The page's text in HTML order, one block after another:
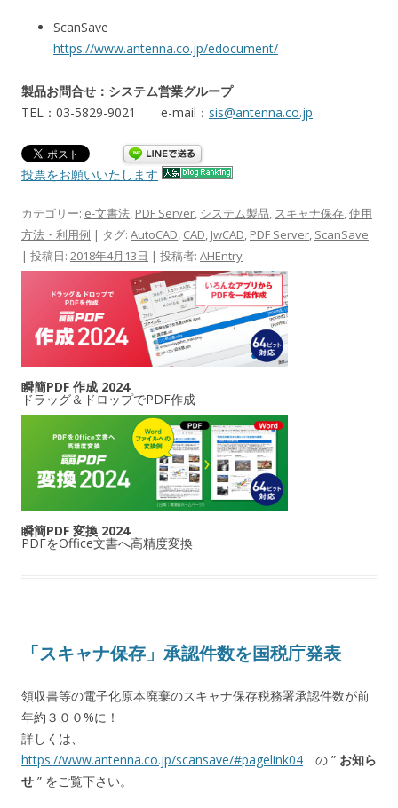
ScanSave
https://www.antenna.co.jp/edocument/
製品お問合せ：システム営業グループ
TEL：03-5829-9021 e-mail： sis@antenna.co.jp
投票をお願いいたします
カテゴリー: e-文書法, PDF Server, システム製品, スキャナ保存,使用
方法・利用例 | タグ: AutoCAD, CAD, JwCAD, PDF Server, ScanSave
| 投稿日: 2018年4月13日 | 投稿者: AHEntry
瞬簡PDF 作成 2024
ドラッグ＆ドロップでPDF作成
瞬簡PDF 変換 2024
PDFをOffice文書へ高精度変換
「スキャナ保存」承認件数を国税庁発表
領収書等の電子化原本廃棄のスキャナ保存税務署承認件数が前
年約３００%に！
詳しくは、
https://www.antenna.co.jp/scansave/#pagelink04 の ” お知ら
せ ” をご覧下さい。